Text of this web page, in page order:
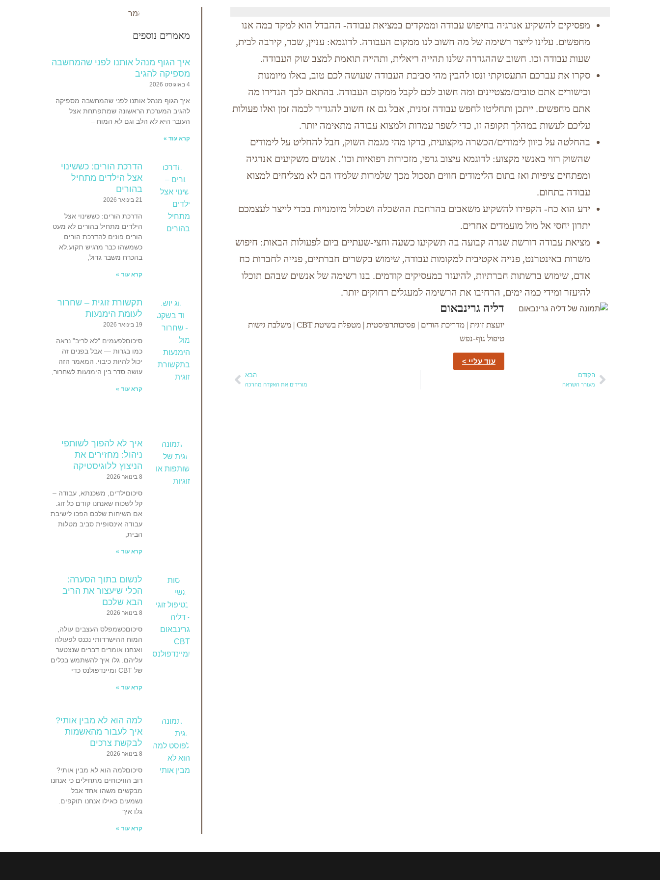
מפסיקים להשקיע אנרגיה בחיפוש עבודה וממקדים במציאת עבודה- ההבדל הוא למקד במה אנו
מחפשים. עלינו לייצר רשימה של מה חשוב לנו ממקום העבודה. לדוגמא: עניין, שכר, קירבה לבית,
שעות עבודה וכו. חשוב שההגדרה שלנו תהייה ריאלית, ותהייה תואמת למצב שוק העבודה.
סקרו את עברכם התעסוקתי ונסו להבין מהי סביבת העבודה שעושה לכם טוב, באלו מיומנות
וכישורים אתם טובים/מצטיינים ומה חשוב לכם לקבל ממקום העבודה. בהתאם לכך הגדירו מה
אתם מחפשים. ייתכן ותחליטו לחפש עבודה זמנית, אבל גם אז חשוב להגדיר לכמה זמן ואלו פעולות
עליכם לעשות במהלך תקופה זו, כדי לשפר עמדות ולמצוא עבודה מתאימה יותר.
בהחלטה על כיוון לימודים/הכשרה מקצועית, בדקו מהי מגמת השוק, חבל להחליט על לימודים
שהשוק רווי באנשי מקצוע: לדוגמא עיצוב גרפי, מזכירות רפואיות וכו’. אנשים משקיעים אנרגיה
ומפתחים ציפיות ואז בתום הלימודים חווים תסכול מכך שלמרות שלמדו הם לא מצליחים למצוא
עבודה בתחום.
ידע הוא כח- הקפידו להשקיע משאבים בהרחבת ההשכלה ושכלול מיומנויות בכדי לייצר לעצמכם
יתרון יחסי אל מול מועמדים אחרים.
מציאת עבודה דורשת שגרה קבועה בה תשקיעו כשעה וחצי-שעתיים ביום לפעולות הבאות: חיפוש
משרות באינטרנט, פנייה אקטיבית למקומות עבודה, שימוש בקשרים חברתיים, פנייה לחברות כח
אדם, שימוש ברשתות חברתיות, להיעזר במעסיקים קודמים. בנו רשימה של אנשים שבהם תוכלו
להיעזר ומידי כמה ימים, הרחיבו את הרשימה למעגלים רחוקים יותר.
דליה גרינבאום
יועצת זוגית | מדריכת הורים | פסיכותרפיסטית | מטפלת בשיטת CBT | משלבת גישות
טיפול גוף-נפש
עוד עליי >
הקודם
מעורר השראה
הבא
מורידים את האקדח מהרכה
מאמרים נוספים
‏איך הגוף מנהל אותנו לפני שהמחשבה
מספיקה להגיב
4 באוגוסט 2026
איך הגוף מנהל אותנו לפני שהמחשבה מספיקה
להגיב המערכת הראשונה שמתפתחת אצל
העובר היא לא הלב וגם לא המוח –
קרא עוד »
הדרכת הורים: כששינוי
אצל הילדים מתחיל
בהורים
21 בינואר 2026
הדרכת הורים: כששינוי אצל
הילדים מתחיל בהורים לא מעט
הורים פונים להדרכת הורים
כשמשהו כבר מרגיש תקוע.לא
בהכרח משבר גדול,
קרא עוד »
תקשורת זוגית – שחרור
לעומת הימנעות
19 בינואר 2026
סיכוםלפעמים “לא לריב” נראה
כמו בגרות — אבל בפנים זה
יכול להיות כיבוי. המאמר הזה
עושה סדר בין הימנעות לשחרור,
קרא עוד »
איך לא להפוך לשותפי
ניהול: מחזירים את
הניצוץ ללוגיסטיקה
8 בינואר 2026
סיכוםילדים, משכנתא, עבודה –
קל לשכוח שאנחנו קודם כל זוג.
אם השיחות שלכם הפכו לישיבת
עבודה אינסופית סביב מטלות
הבית,
קרא עוד »
לנשום בתוך הסערה:
הכלי שיעצור את הריב
הבא שלכם
8 בינואר 2026
סיכוםכשמפלס העצבים עולה,
המוח ההישרדותי נכנס לפעולה
ואנחנו אומרים דברים שנצטער
עליהם. גלו איך להשתמש בכלים
של CBT ומיינדפולנס כדי
קרא עוד »
למה הוא לא מבין אותי?
איך לעבור מהאשמות
לבקשת צרכים
8 בינואר 2026
סיכוםלמה הוא לא מבין אותי?
רוב הוויכוחים מתחילים כי אנחנו
מבקשים משהו אחד אבל
נשמעים כאילו אנחנו תוקפים.
גלו איך
קרא עוד »